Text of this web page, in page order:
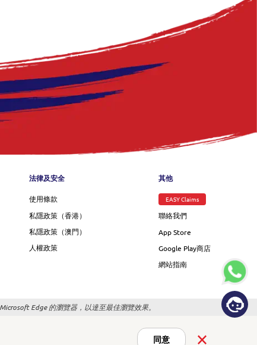
法律及安全
使用條款
私隱政策（香港）
私隱政策（澳門）
人權政策
其他
EASY Claims
聯絡我們
App Store
Google Play商店
網站指南
Edge 的瀏覽器，以達至最佳瀏覽效果。
同意